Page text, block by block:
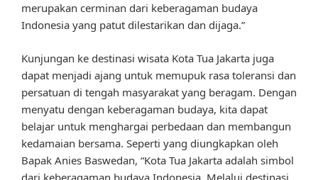
merupakan cerminan dari keberagaman budaya
Indonesia yang patut dilestarikan dan dijaga.”
Kunjungan ke destinasi wisata Kota Tua Jakarta juga
dapat menjadi ajang untuk memupuk rasa toleransi dan
persatuan di tengah masyarakat yang beragam. Dengan
menyatu dengan keberagaman budaya, kita dapat
belajar untuk menghargai perbedaan dan membangun
kedamaian bersama. Seperti yang diungkapkan oleh
Bapak Anies Baswedan, “Kota Tua Jakarta adalah simbol
dari keberagaman budaya Indonesia. Melalui destinasi